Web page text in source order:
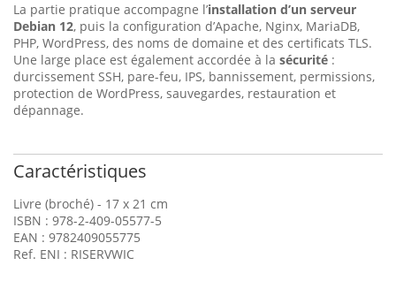
La partie pratique accompagne l’installation d’un serveur
Debian 12, puis la configuration d’Apache, Nginx, MariaDB,
PHP, WordPress, des noms de domaine et des certificats TLS.
Une large place est également accordée à la sécurité :
durcissement SSH, pare-feu, IPS, bannissement, permissions,
protection de WordPress, sauvegardes, restauration et
dépannage.
Caractéristiques
Livre (broché) - 17 x 21 cm
ISBN : 978-2-409-05577-5
EAN : 9782409055775
Ref. ENI : RISERVWIC